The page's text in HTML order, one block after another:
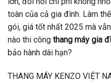
toàn của cả gia đình. Làm
gói, giá tốt nhất 2025 mà
nào thi công thang máy gia
bảo hành dài hạn?
THANG MÁY KENZO VIỆT